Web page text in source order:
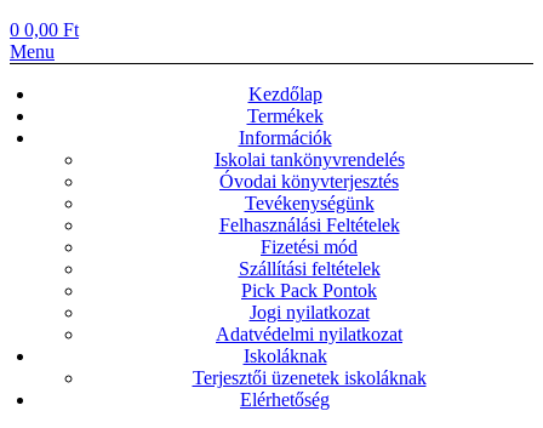
0 0,00 Ft
Menu
Kezdőlap
Termékek
Információk
Iskolai tankönyvrendelés
Óvodai könyvterjesztés
Tevékenységünk
Felhasználási Feltételek
Fizetési mód
Szállítási feltételek
Pick Pack Pontok
Jogi nyilatkozat
Adatvédelmi nyilatkozat
Iskoláknak
Terjesztői üzenetek iskoláknak
Elérhetőség